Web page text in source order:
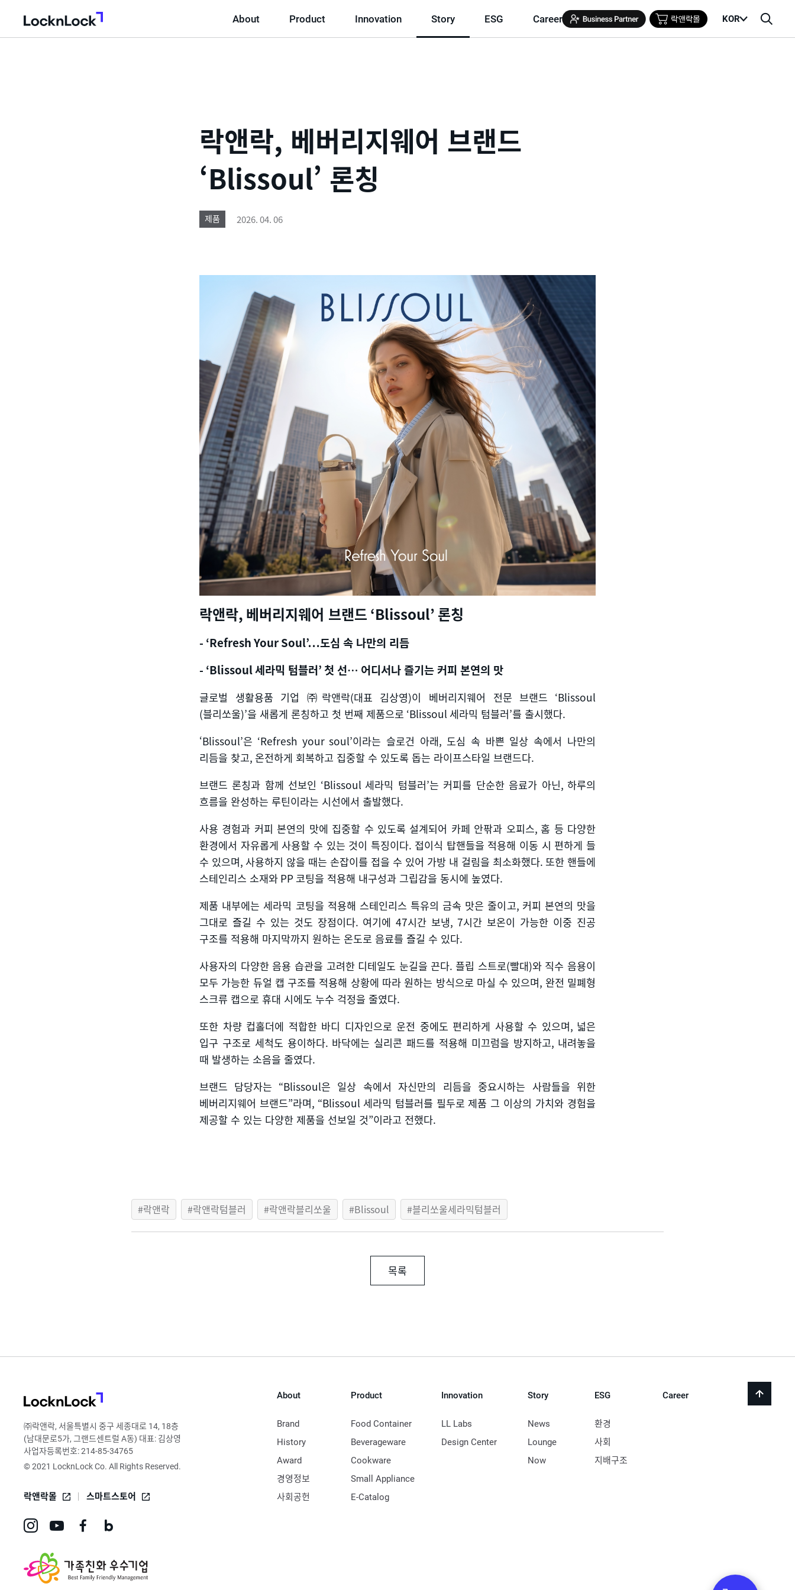
LocknLock
About Product Innovation Story ESG Career KOR
검
뉴
락앤락, 베버리지웨어 브랜드
‘Blissoul’ 론칭
제품 2026. 04. 06
락앤락, 베버리지웨어 브랜드 ‘Blissoul’ 론칭
- ‘Refresh Your Soul’…도심 속 나만의 리듬
- ‘Blissoul세라믹 텀블러’ 첫 선… 어디서나 즐기는 커피 본연의 맛
글로벌 생활용품 기업 ㈜락앤락(대표 김상영)이 베버리지웨어 전문 브랜드 ‘Blissoul
(블리쏘울)’을 새롭게 론칭하고 첫 번째 제품으로 ‘Blissoul 세라믹 텀블러’를 출시했다.
‘Blissoul’은 ‘Refresh your soul’이라는 슬로건 아래, 도심 속 바쁜 일상 속에서 나만의
리듬을 찾고, 온전하게 회복하고 집중할 수 있도록 돕는 라이프스타일 브랜드다.
브랜드 론칭과 함께 선보인 ‘Blissoul 세라믹 텀블러’는 커피를 단순한 음료가 아닌,하루의
흐름을 완성하는 루틴이라는 시선에서 출발했다.
사용 경험과 커피 본연의 맛에 집중할 수 있도록 설계되어 카페 안팎과 오피스, 홈 등 다양한
환경에서 자유롭게 사용할 수 있는 것이 특징이다. 접이식 탑핸들을 적용해 이동 시 편하게 들
수 있으며, 사용하지 않을 때는 손잡이를 접을 수 있어 가방 내 걸림을 최소화했다. 또한 핸들에
스테인리스 소재와 PP 코팅을 적용해 내구성과 그립감을 동시에 높였다.
제품 내부에는 세라믹 코팅을 적용해 스테인리스 특유의 금속 맛은 줄이고, 커피 본연의 맛을
그대로 즐길 수 있는 것도 장점이다. 여기에 47시간 보냉, 7시간 보온이 가능한 이중 진공
구조를 적용해 마지막까지 원하는 온도로 음료를 즐길 수 있다.
사용자의 다양한 음용 습관을 고려한 디테일도 눈길을 끈다.플립 스트로(빨대)와 직수 음용이
모두 가능한 듀얼 캡 구조를 적용해 상황에 따라 원하는 방식으로 마실 수 있으며, 완전 밀폐형
스크류 캡으로 휴대 시에도 누수 걱정을 줄였다.
또한 차량 컵홀더에 적합한 바디 디자인으로 운전 중에도 편리하게 사용할 수 있으며, 넓은
입구 구조로 세척도 용이하다. 바닥에는 실리콘 패드를 적용해 미끄럼을 방지하고, 내려놓을
때 발생하는 소음을 줄였다.
브랜드 담당자는 “Blissoul은 일상 속에서 자신만의 리듬을 중요시하는 사람들을 위한
베버리지웨어 브랜드”라며, “Blissoul 세라믹 텀블러를 필두로 제품 그 이상의 가치와 경험을
제공할 수 있는 다양한 제품을 선보일 것”이라고 전했다.
락앤락 락앤락텀블러 락앤락블리쏘울 Blissoul 블리쏘울세라믹텀블러
목록
back
About
Brand
History
Award
경영정보
사회공헌
Product
Food Container
Beverageware
Cookware
Small Appliance
E-Catalog
Innovation
LL Labs
Design Center
Story
News
Lounge
Now
ESG
환경
사회
지배구조
Career
락앤락몰 스마트스토어
인
타
브
스
버
© 2021 LocknLock Co. All Rights Reserved.
㈜락앤락, 서울특별시 중구 세종대로 14, 18층
(남대문로5가, 그랜드센트럴 A동) 대표: 김상영
사업자등록번호: 214-85-34765